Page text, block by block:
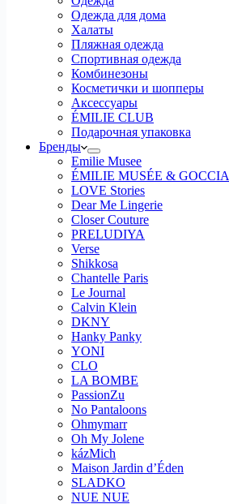
Одежда для дома
Халаты
Пляжная одежда
Спортивная одежда
Комбинезоны
Косметички и шопперы
Аксессуары
ÉMILIE CLUB
Подарочная упаковка
Бренды
Emilie Musee
ÉMILIE MUSÉE & GOCCIA
LOVE Stories
Dear Me Lingerie
Closer Couture
PRELUDIYA
Verse
Shikkosa
Chantelle Paris
Le Journal
Calvin Klein
DKNY
Hanky Panky
YONI
CLO
LA BOMBE
PassionZu
No Pantaloons
Ohmymarr
Oh My Jolene
kázMich
Maison Jardin d’Éden
SLADKO
NUE NUE